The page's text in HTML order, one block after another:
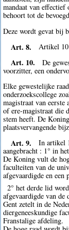
mandaat van effectief
behoort tot de
Deze wordt gevat bij
Art. 8. Artikel 10
Art. 10.
De
voorzitter, een
Elke gewestelijke
onderzoekscollege
magistraat van
of ere-magistraat die
stem heeft. De
plaatsvervangende
Art. 9.
In artikel
aangebracht : 1° in
De Koning vult de
faculteiten van de
afgevaardigde en een
2° het derde lid
afgevaardigde van
Gent zetelt in de
diergeneeskundige
Franstalige afdeling.